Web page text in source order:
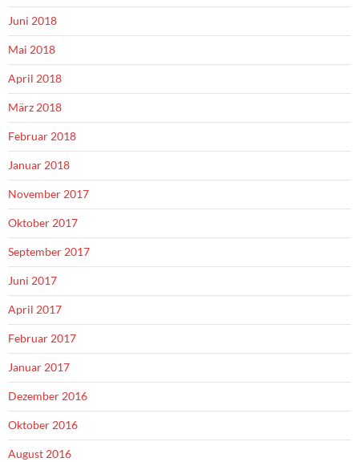
Juni 2018
Mai 2018
April 2018
März 2018
Februar 2018
Januar 2018
November 2017
Oktober 2017
September 2017
Juni 2017
April 2017
Februar 2017
Januar 2017
Dezember 2016
Oktober 2016
August 2016